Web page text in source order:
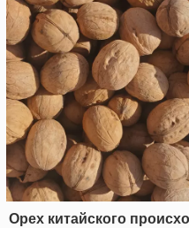
Орех китайского